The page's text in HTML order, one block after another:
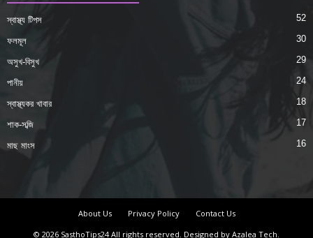
স্বাস্থ্য টিপস 52
ফলমূল 30
অসুখ-বিসুখ 29
পানীয় 24
স্বাস্থ্যকর খাবার 18
শাক-সব্জি 17
মাছ মাংস 16
About Us Privacy Policy
Contact Us
© 2026 SasthoTips24 All rights reserved. Designed by Azalea Tech.